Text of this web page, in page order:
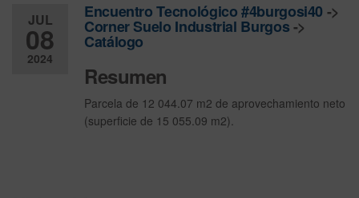
JUL
08
2024
Encuentro Tecnológico #4burgosi40 ->
Corner Suelo Industrial Burgos->
Catálogo
Resumen
Parcela de 12 044.07 m2 de aprovechamiento neto
(superficie de 15 055.09 m2).